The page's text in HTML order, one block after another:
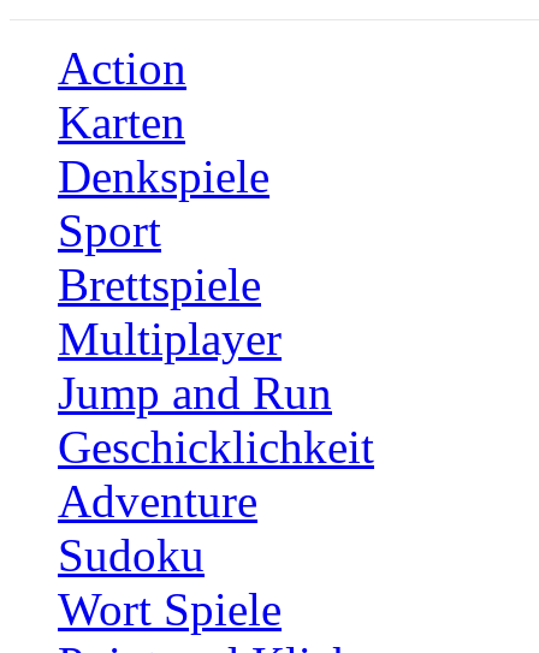
Action
Karten
Denkspiele
Sport
Brettspiele
Multiplayer
Jump and Run
Geschicklichkeit
Adventure
Sudoku
Wort Spiele